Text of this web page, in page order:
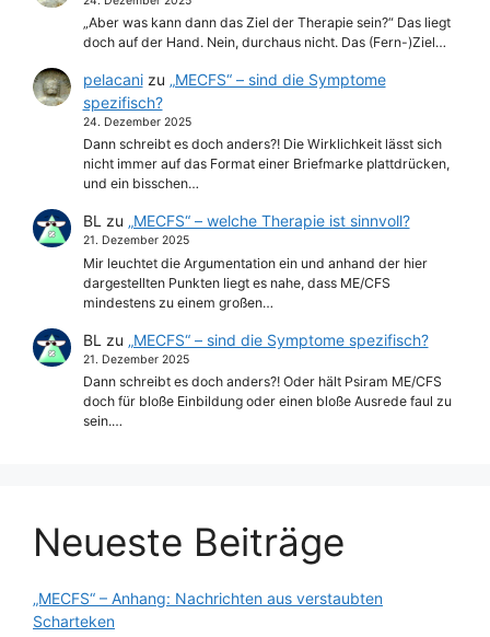
„Aber was kann dann das Ziel der Therapie sein?“ Das liegt
doch auf der Hand. Nein, durchaus nicht. Das (Fern-)Ziel…
pelacanizu „MECFS“ – sind die Symptome
spezifisch?
24. Dezember 2025
Dann schreibt es doch anders?! Die Wirklichkeit lässt sich
nicht immer auf das Format einer Briefmarke plattdrücken,
und ein bisschen…
BL zu „MECFS“ – welche Therapie ist sinnvoll?
21. Dezember 2025
Mir leuchtet die Argumentation ein und anhand der hier
dargestellten Punkten liegt es nahe, dass ME/CFS
mindestens zu einem großen…
BL zu „MECFS“ – sind die Symptome spezifisch?
21. Dezember 2025
Dann schreibt es doch anders?! Oder hält Psiram ME/CFS
doch für bloße Einbildung oder einen bloße Ausrede faul zu
sein.…
Neueste Beiträge
„MECFS“ – Anhang: Nachrichten aus verstaubten
Scharteken